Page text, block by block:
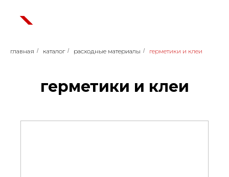
главная / каталог / расходные материалы / герметики и клеи
герметики и клеи